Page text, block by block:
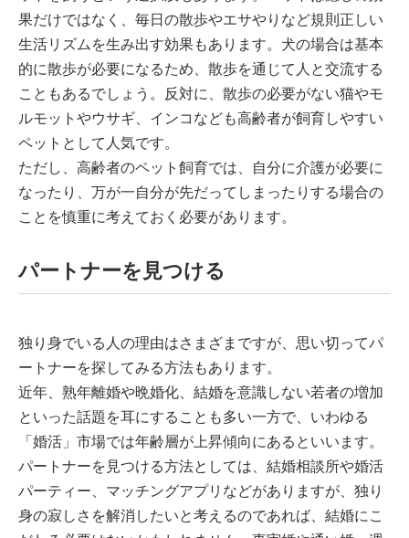
果だけではなく、毎日の散歩やエサやりなど規則正しい
生活リズムを生み出す効果もあります。犬の場合は基本
的に散歩が必要になるため、散歩を通じて人と交流する
こともあるでしょう。反対に、散歩の必要がない猫やモ
ルモットやウサギ、インコなども高齢者が飼育しやすい
ペットとして人気です。
ただし、高齢者のペット飼育では、自分に介護が必要に
なったり、万が一自分が先だってしまったりする場合の
ことを慎重に考えておく必要があります。
パートナーを見つける
独り身でいる人の理由はさまざまですが、思い切ってパ
ートナーを探してみる方法もあります。
近年、熟年離婚や晩婚化、結婚を意識しない若者の増加
といった話題を耳にすることも多い一方で、いわゆる
「婚活」市場では年齢層が上昇傾向にあるといいます。
パートナーを見つける方法としては、結婚相談所や婚活
パーティー、マッチングアプリなどがありますが、独り
身の寂しさを解消したいと考えるのであれば、結婚にこ